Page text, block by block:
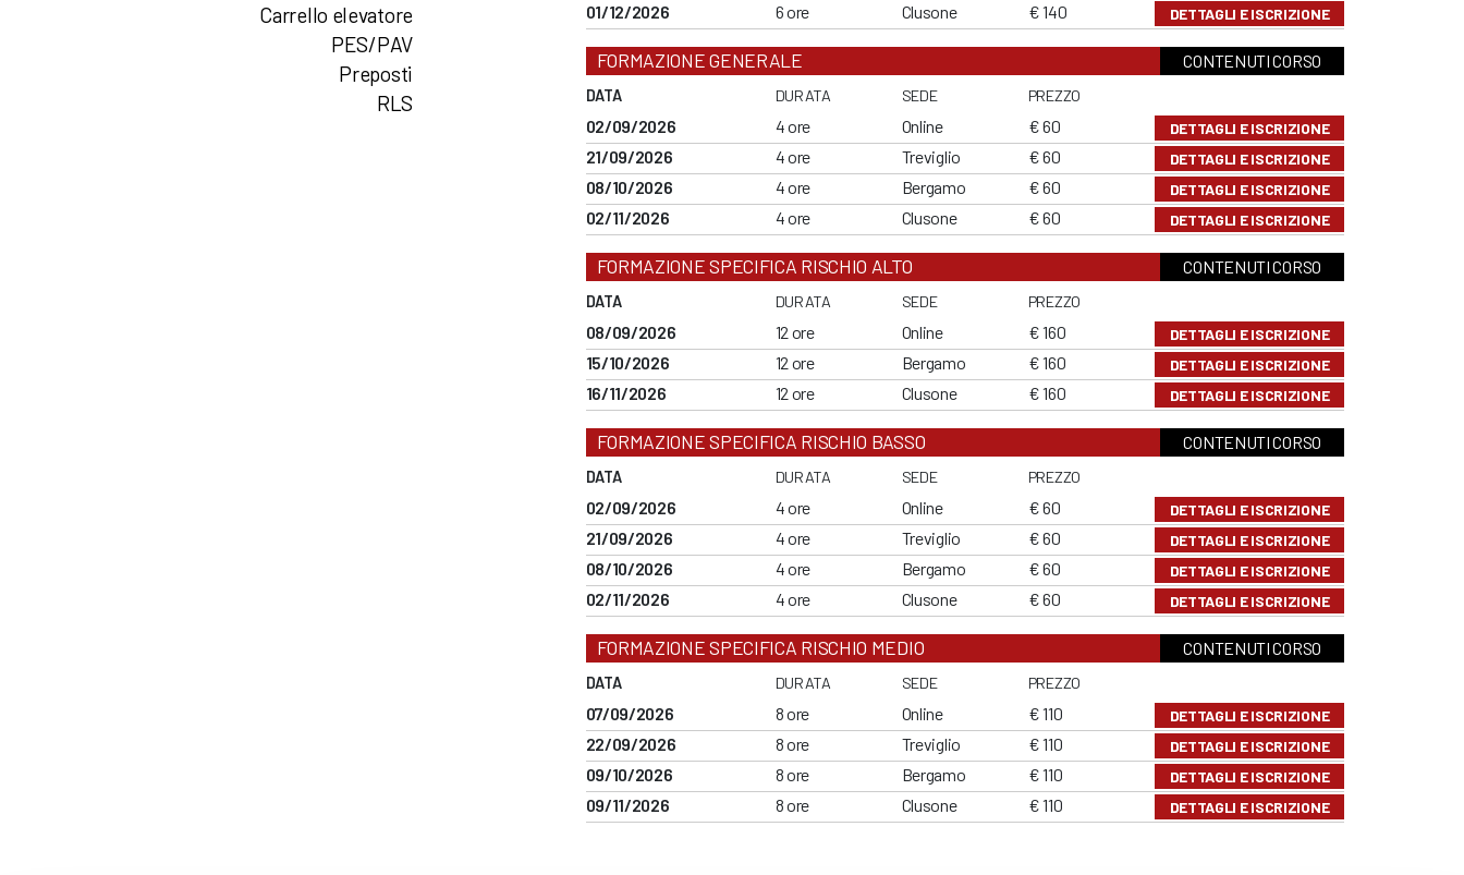
Carrello elevatore
PES/PAV
Preposti
RLS
01/12/2026 6 ore Clusone € 140 DETTAGLI E ISCRIZIONE
FORMAZIONE GENERALE CONTENUTI CORSO
DATA DURATA SEDE PREZZO
02/09/2026 4 ore Online € 60 DETTAGLI E ISCRIZIONE
21/09/2026 4 ore Treviglio € 60 DETTAGLI E ISCRIZIONE
08/10/2026 4 ore Bergamo € 60 DETTAGLI E ISCRIZIONE
02/11/2026 4 ore Clusone € 60 DETTAGLI E ISCRIZIONE
FORMAZIONE SPECIFICA RISCHIO ALTO CONTENUTI CORSO
DATA DURATA SEDE PREZZO
08/09/2026 12 ore Online € 160 DETTAGLI E ISCRIZIONE
15/10/2026 12 ore Bergamo € 160 DETTAGLI E ISCRIZIONE
16/11/2026 12 ore Clusone € 160 DETTAGLI E ISCRIZIONE
FORMAZIONE SPECIFICA RISCHIO BASSO CONTENUTI CORSO
DATA DURATA SEDE PREZZO
02/09/2026 4 ore Online € 60 DETTAGLI E ISCRIZIONE
21/09/2026 4 ore Treviglio € 60 DETTAGLI E ISCRIZIONE
08/10/2026 4 ore Bergamo € 60 DETTAGLI E ISCRIZIONE
02/11/2026 4 ore Clusone € 60 DETTAGLI E ISCRIZIONE
FORMAZIONE SPECIFICA RISCHIO MEDIO CONTENUTI CORSO
DATA DURATA SEDE PREZZO
07/09/2026 8 ore Online € 110 DETTAGLI E ISCRIZIONE
22/09/2026 8 ore Treviglio € 110 DETTAGLI E ISCRIZIONE
09/10/2026 8 ore Bergamo € 110 DETTAGLI E ISCRIZIONE
09/11/2026 8 ore Clusone € 110 DETTAGLI E ISCRIZIONE